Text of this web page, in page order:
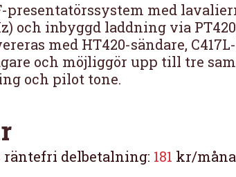
presentatörssystem med
och inbyggd laddning via
med HT420-sändare,
och möjliggör upp till tre
och pilot tone.
räntefri delbetalning: 181 kr/